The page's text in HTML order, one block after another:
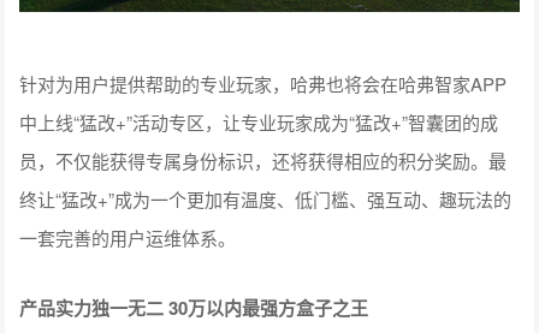
针对为用户提供帮助的专业玩家，哈弗也将会在哈弗智家APP
中上线“猛改+”活动专区，让专业玩家成为“猛改+”智囊团的成
员，不仅能获得专属身份标识，还将获得相应的积分奖励。最
终让“猛改+”成为一个更加有温度、低门槛、强互动、趣玩法的
一套完善的用户运维体系。
产品实力独一无二 30万以内最强方盒子之王